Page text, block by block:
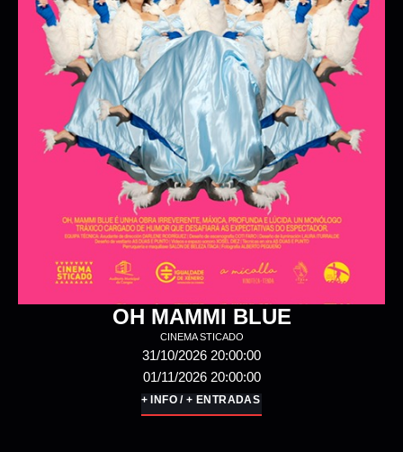
SIÉNTESE
MAINTOMANO
07/11/2026 20:00:00
08/11/2026 20:00:00
+ INFO / + ENTRADAS